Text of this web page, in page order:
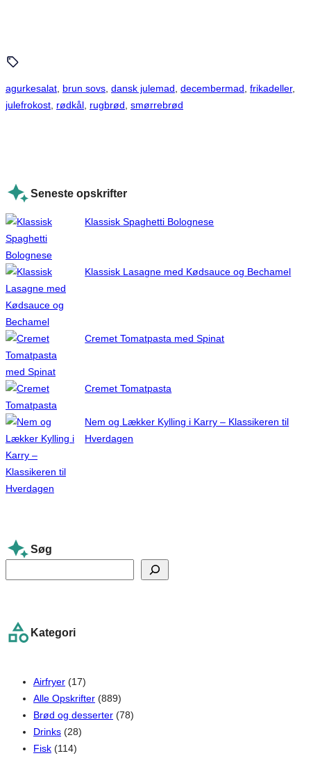
agurkesalat brun sovs dansk julemad decembermad frikadeller
julefrokost rødkål rugbrød smørrebrød
Seneste opskrifter
Klassisk Spaghetti Bolognese
Klassisk Lasagne med Kødsauce og Bechamel
Cremet Tomatpasta med Spinat
Cremet Tomatpasta
Nem og Lækker Kylling i Karry – Klassikeren til
Hverdagen
Søg
e
c
Kategori
Airfryer (17)
Alle Opskrifter (889)
Brød og desserter (78)
Drinks (28)
Fisk (114)